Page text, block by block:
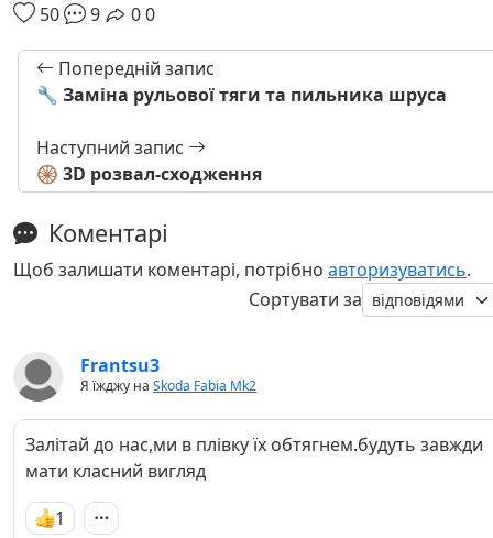
50
9 00
Попередній запис
🔧 Заміна рульової тяги та пильника шруса
Наступний запис
🛞 3D розвал-сходження
Коментарі
Щоб залишати коментарі, потрібно авторизуватись.
Сортувати за
Frantsu3
Я їжджу на Skoda Fabia Mk2
Залітай до нас,ми в плівку їх обтягнем.будуть завжди
мати класний вигляд
1